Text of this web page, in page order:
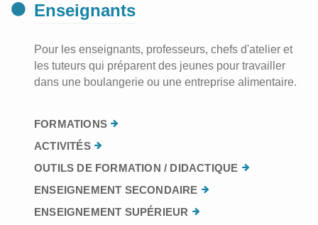
Enseignants
Pour les enseignants, professeurs, chefs d'atelier et
les tuteurs qui préparent des jeunes pour travailler
dans une boulangerie ou une entreprise alimentaire.
FORMATIONS
ACTIVITÉS
OUTILS DE FORMATION / DIDACTIQUE
ENSEIGNEMENT SECONDAIRE
ENSEIGNEMENT SUPÉRIEUR